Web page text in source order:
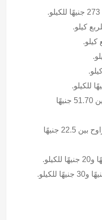
الزبيب المحلي: تتراوح بين 51.70 جنيهًا
القمر الدين السوري: تتراوح بين 22.5 جنيهًا